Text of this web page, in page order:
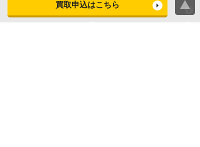
買取申込はこちら
スマートウォッチ買取査定 デジカメ買取査定